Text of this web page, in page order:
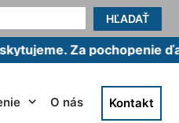
HĽADAŤ
Za pochopenie
O nás Kontakt